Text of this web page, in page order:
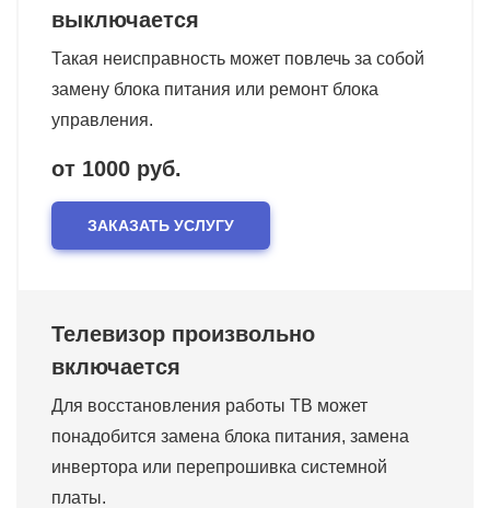
выключается
Такая неисправность может повлечь за собой
замену блока питания или ремонт блока
управления.
от 1000 руб.
ЗАКАЗАТЬ УСЛУГУ
Телевизор произвольно
включается
Для восстановления работы ТВ может
понадобится замена блока питания, замена
инвертора или перепрошивка системной
платы.